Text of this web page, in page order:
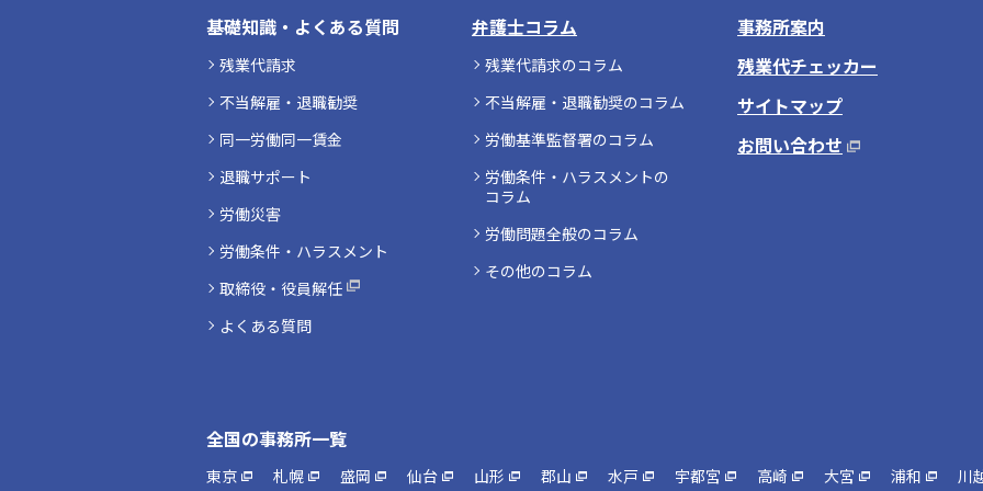
基礎知識・よくある質問
残業代請求
不当解雇・退職勧奨
同一労働同一賃金
退職サポート
労働災害
労働条件・ハラスメント
取締役・役員解任
よくある質問
弁護士コラム
残業代請求のコラム
不当解雇・退職勧奨のコラム
労働基準監督署のコラム
労働条件・ハラスメントの
コラム
労働問題全般のコラム
その他のコラム
事務所案内
残業代チェッカー
サイトマップ
お問い合わせ
全国の事務所一覧
東京 札幌 盛岡 仙台 山形 郡山 水戸 宇都宮 高崎 大宮 浦和 川